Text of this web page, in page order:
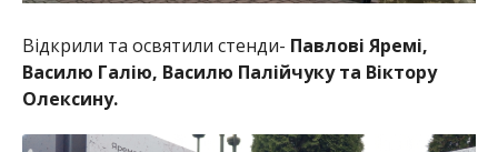
Відкрили та освятили стенди- Павлові Яремі,
Василю Галію, Василю Палійчуку та Віктору
Олексину.